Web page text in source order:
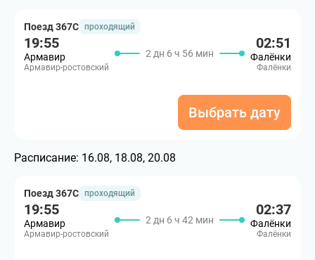
Поезд 367С проходящий
19:55
Армавир
Армавир-ростовский
2 дн 6 ч 56 мин
02:51
Фалёнки
Фалёнки
Выбрать дату
Расписание: 16.08, 18.08, 20.08
Поезд 367С проходящий
19:55
Армавир
Армавир-ростовский
2 дн 6 ч 42 мин
02:37
Фалёнки
Фалёнки